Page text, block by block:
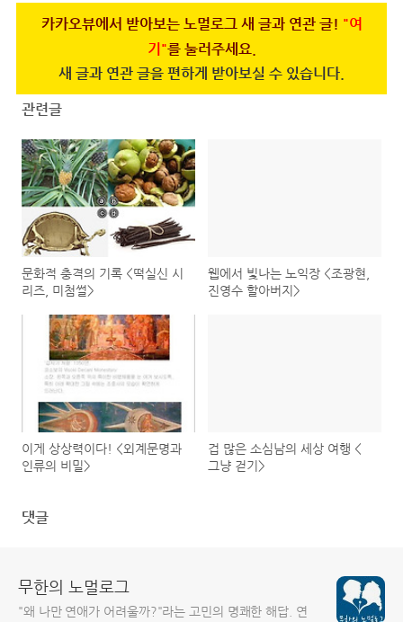
카카오뷰에서 받아보는 노멀로그 새 글과 연관 글! "여
기"를 눌러주세요.
새 글과 연관 글을 편하게 받아보실 수 있습니다.
관련글
문화적 충격의 기록 <떡실신 시
리즈, 미첨썰>
웹에서 빛나는 노익장 <조광현,
진영수 할아버지>
이게 상상력이다! <외계문명과
인류의 비밀>
겁 많은 소심남의 세상 여행 <
그냥 걷기>
댓글
무한의 노멀로그
"왜 나만 연애가 어려울까?"라는 고민의 명쾌한 해답. 연